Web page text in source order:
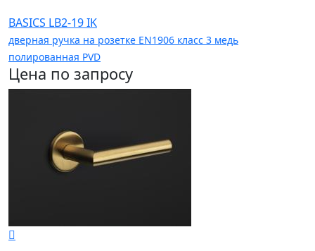
BASICS LB2-19 IK
дверная ручка на розетке EN1906 класс 3 медь
полированная PVD
Цена по запросу